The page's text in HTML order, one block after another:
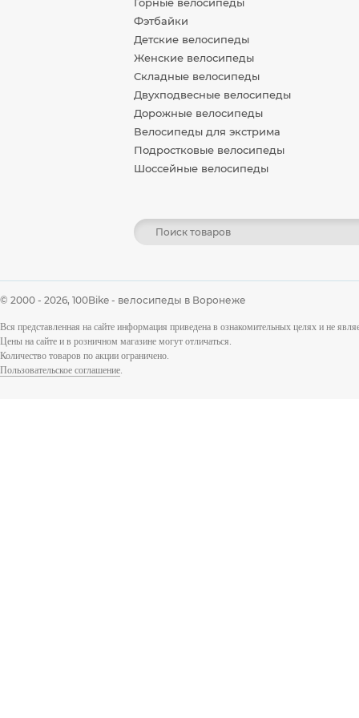
Фэтбайки
Детские велосипеды
Женские велосипеды
Складные велосипеды
Двухподвесные велосипеды
Дорожные велосипеды
Велосипеды для экстрима
Подростковые велосипеды
Шоссейные велосипеды
© 2000 - 2026, 100Bike - велосипеды в Воронеже
Вся представленная на сайте информация приведена в ознакомительных целях и не
Цены на сайте и в розничном магазине могут отличаться.
Количество товаров по акции ограничено.
Пользовательское соглашение.